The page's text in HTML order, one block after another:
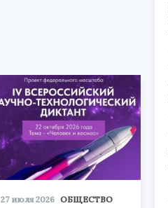
27 июля 2026 ОБЩЕСТВО